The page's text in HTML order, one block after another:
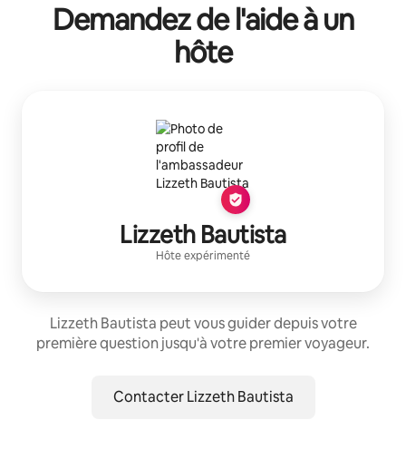
Demandez de l'aide à un
hôte
Lizzeth Bautista
Hôte expérimenté
Lizzeth Bautista peut vous guider depuis votre
première question jusqu'à votre premier voyageur.
Contacter Lizzeth Bautista